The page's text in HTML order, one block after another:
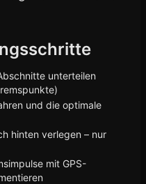
unterteilen
und die optimale
hinten verlegen – nur
mit GPS-